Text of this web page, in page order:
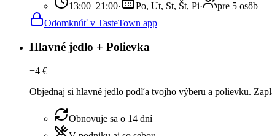
13:00–21:00· Po, Ut, St, Št, Pi·
pre 5 osôb
Odomknúť v TasteTown app
Hlavné jedlo + Polievka
−4 €
Objednaj si hlavné jedlo podľa tvojho výberu a polievku.
Obnovuje sa o 14 dní